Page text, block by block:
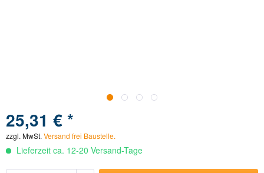
25,31 € *
zzgl. MwSt. Versand frei Baustelle.
Lieferzeit ca. 12-20 Versand-Tage